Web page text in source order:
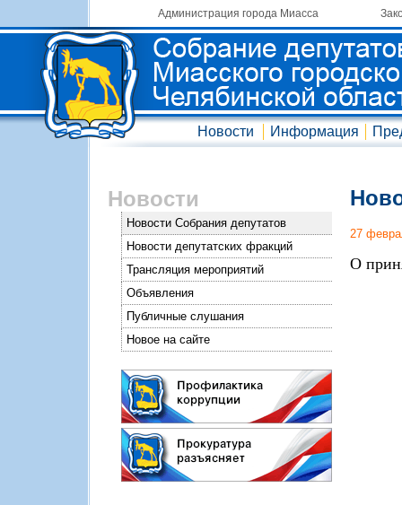
Администрация города Миасса
Новости Информация
Новости
Новости Собрания депутатов
Новости депутатских фракций
Трансляция мероприятий
Объявления
Публичные слушания
Новое на сайте
27
О